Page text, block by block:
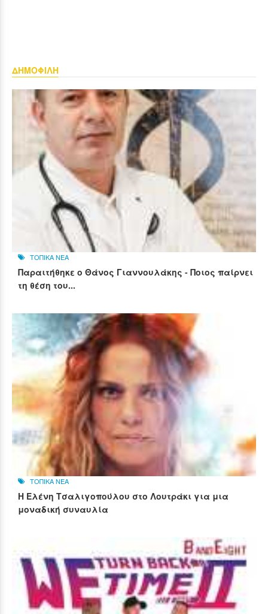
ΔΗΜΟΦΙΛΗ
ΤΟΠΙΚΑ ΝΕΑ
Παραιτήθηκε ο Θάνος Γιαννουλάκης - Ποιος παίρνει
τη θέση του...
ΤΟΠΙΚΑ ΝΕΑ
Η Ελένη Τσαλιγοπούλου στο Λουτράκι για μια
μοναδική συναυλία